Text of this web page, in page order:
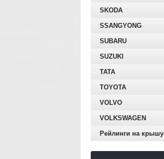
SKODA
SSANGYONG
SUBARU
SUZUKI
TATA
TOYOTA
VOLVO
VOLKSWAGEN
Рейлинги на крышу